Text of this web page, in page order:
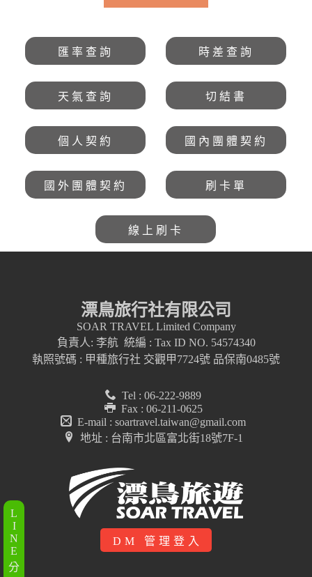
L
I
N
E
分
匯率查詢 時差查詢
天氣查詢 切結書
個人契約 國內團體契約
國外團體契約 刷卡單
線上刷卡
漂鳥旅行社有限公司
SOAR TRAVEL Limited Company
負責人: 李航 統編 : Tax ID NO. 54574340
執照號碼 : 甲種旅行社 交觀甲7724號 品保南0485號
Tel : 06-222-9889
Fax : 06-211-0625
E-mail : soartravel.taiwan@gmail.com
地址 : 台南市北區富北街18號7F-1
DM 管理登入